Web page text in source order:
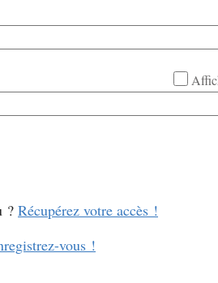
? Récupérez votre accès !
vous !